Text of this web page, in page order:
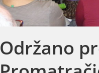
Održano